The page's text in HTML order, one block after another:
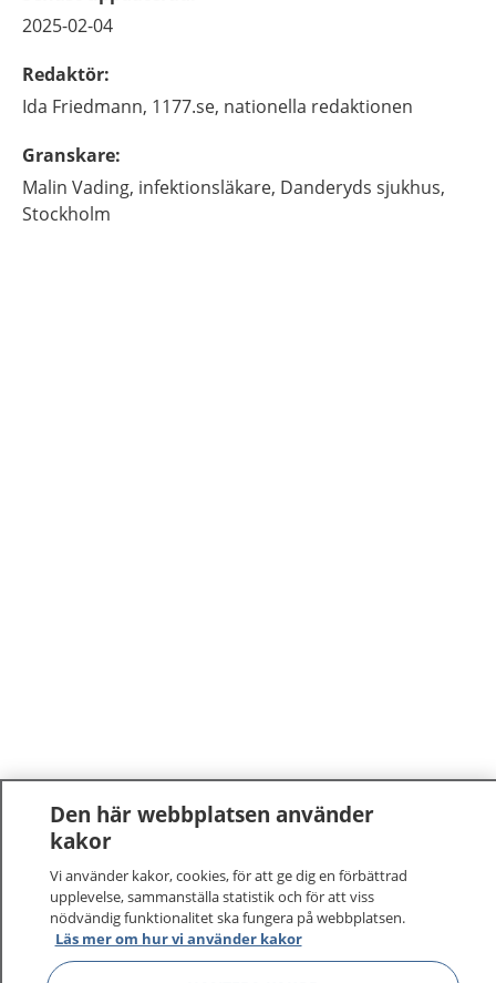
2025-02-04
Redaktör:
Ida Friedmann, 1177.se, nationella redaktionen
Granskare:
Malin Vading, infektionsläkare, Danderyds sjukhus,
Stockholm
1177 –tryggt om din hälsa och vård
På 1177.se får du råd om hälsa och information om
sjukdomar och vilka mottagningar du kan kontakta.
Logga in för att läsa din journal och göra dina
vårdärenden. Ring telefonnummer 1177 för
Den här webbplatsen använder
kakor
Vi använder kakor, cookies, för att ge dig en förbättrad
upplevelse, sammanställa statistik och för att viss
nödvändig funktionalitet ska fungera på webbplatsen.
Läs mer om hur vi använder kakor